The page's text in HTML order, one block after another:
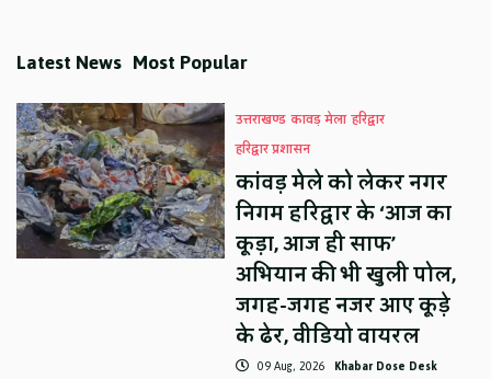
Latest News Most Popular
उत्तराखण्ड कावड़ मेला हरिद्वार
हरिद्वार प्रशासन
कांवड़ मेले को लेकर नगर
निगम हरिद्वार के ‘आज का
कूड़ा, आज ही साफ’
अभियान की भी खुली पोल,
जगह-जगह नजर आए कूड़े
के ढेर, वीडियो वायरल
09 Aug, 2026 Khabar Dose Desk